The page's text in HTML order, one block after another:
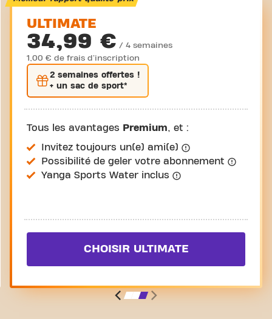
ULTIMATE
34,99 € / 4 semaines
1,00 € de frais d'inscription
2 semaines offertes !
+ un sac de sport*
Tous les avantages Premium, et :
Invitez toujours un(e) ami(e)
Possibilité de geler votre abonnement
Yanga Sports Water inclus
CHOISIR ULTIMATE